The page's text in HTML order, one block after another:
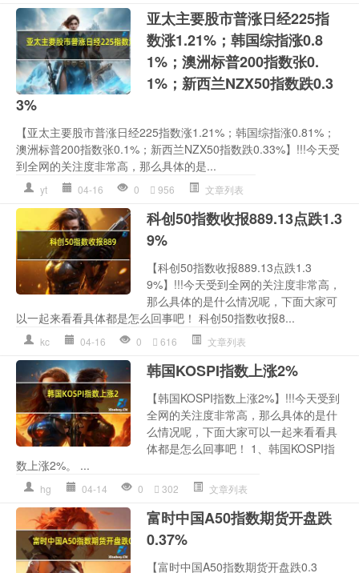
亚太主要股市普涨日经225指
数涨1.21%；韩国综指涨0.8
1%；澳洲标普200指数张0.
1%；新西兰NZX50指数跌0.3
3%
【亚太主要股市普涨日经225指数涨1.21%；韩国综指涨0.81%；
澳洲标普200指数张0.1%；新西兰NZX50指数跌0.33%】!!!今天受
到全网的关注度非常高，那么具体的是...
yt 04-16 0 956 文章列表
科创50指数收报889.13点跌1.3
9%
【科创50指数收报889.13点跌1.3
9%】!!!今天受到全网的关注度非常高，
那么具体的是什么情况呢，下面大家可
以一起来看看具体都是怎么回事吧！ 科创50指数收报8...
kc 04-16 0 616 文章列表
韩国KOSPI指数上涨2%
【韩国KOSPI指数上涨2%】!!!今天受到
全网的关注度非常高，那么具体的是什
么情况呢，下面大家可以一起来看看具
体都是怎么回事吧！ 1、韩国KOSPI指
数上涨2%。 ...
hg 04-14 0 302 文章列表
富时中国A50指数期货开盘跌
0.37%
【富时中国A50指数期货开盘跌0.3